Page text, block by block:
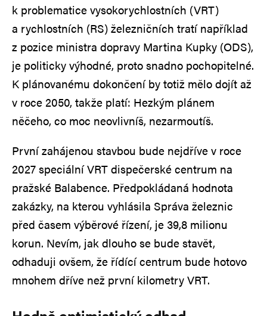
k problematice vysokorychlostních (VRT)
a rychlostních (RS) železničních tratí například
z pozice ministra dopravy Martina Kupky (ODS),
je politicky výhodné, proto snadno pochopitelné.
K plánovanému dokončení by totiž mělo dojít až
v roce 2050, takže platí: Hezkým plánem
něčeho, co moc neovlivníš, nezarmoutíš.
První zahájenou stavbou bude nejdříve v roce
2027 speciální VRT dispečerské centrum na
pražské Balabence. Předpokládaná hodnota
zakázky, na kterou vyhlásila Správa železnic
před časem výběrové řízení, je 39,8 milionu
korun. Nevím, jak dlouho se bude stavět,
odhaduji ovšem, že řídící centrum bude hotovo
mnohem dříve než první kilometry VRT.